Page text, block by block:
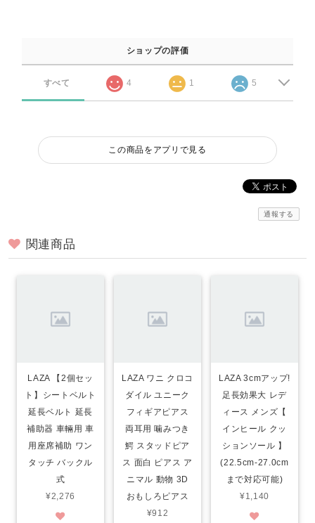
ショップの評価
すべて 4 1 5
この商品をアプリで見る
通報する
関連商品
LAZA 【2個セッ
ト】シートベルト
延長ベルト 延長
補助器 車輛用 車
用座席補助 ワン
タッチ バックル
式
¥2,276
LAZA ワニ クロコ
ダイル ユニーク
フィギアピアス
両耳用 噛みつき
鰐 スタッドピア
ス 面白 ピアス ア
ニマル 動物 3D
おもしろピアス
¥912
LAZA 3cmアップ!
足長効果大 レデ
ィース メンズ【
インヒール クッ
ションソール 】
(22.5cm-27.0cm
まで対応可能)
¥1,140